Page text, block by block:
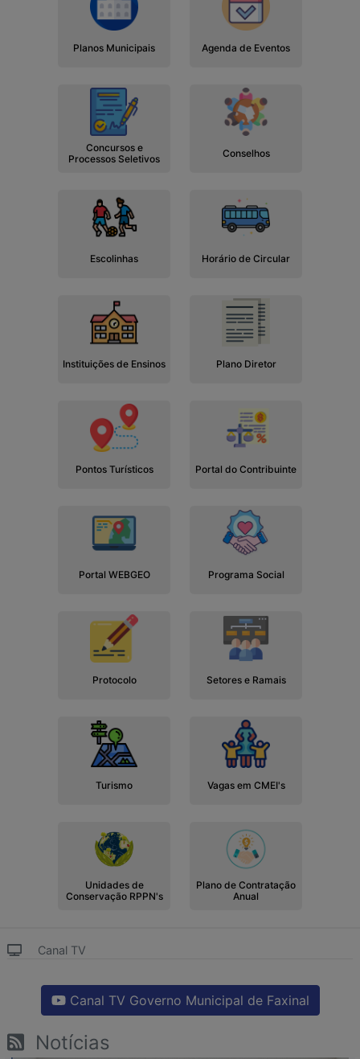
Planos Municipais Agenda de Eventos
Concursos e
Processos Seletivos
Conselhos
Escolinhas Horário de Circular
Instituições de Ensinos Plano Diretor
Pontos Turísticos Portal do Contribuinte
Portal WEBGEO Programa Social
Protocolo Setores e Ramais
Turismo Vagas em CMEI's
Unidades de
Conservação RPPN's
Plano de Contratação
Anual
Canal TV
Canal TV Governo Municipal de Faxinal
Notícias